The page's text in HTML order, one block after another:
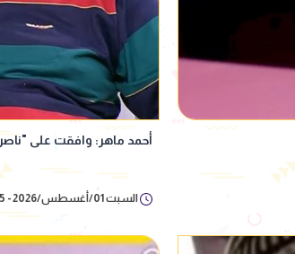
أحمد ماهر: وافقت على "ناصر 56" رغم ضعف الأجر.. بسبب جمال عبد الناصر
السبت 01/أغسطس/2026 - 02:35 ص